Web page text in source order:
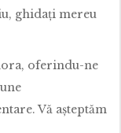
ghidați mereu
oferindu-ne
Vă așteptăm